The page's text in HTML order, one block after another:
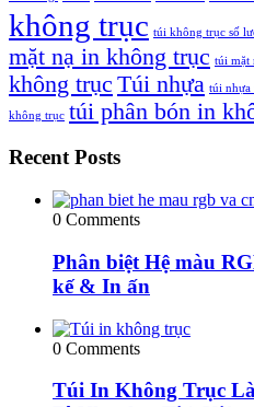
không trục túi không trục số
mặt nạ in không trục túi mặt
không trục Túi nhựa túi nhựa
không trục túi phân bón in
Recent Posts
0 Comments
Phân biệt Hệ màu
kế & In ấn
0 Comments
Túi In Không Trục